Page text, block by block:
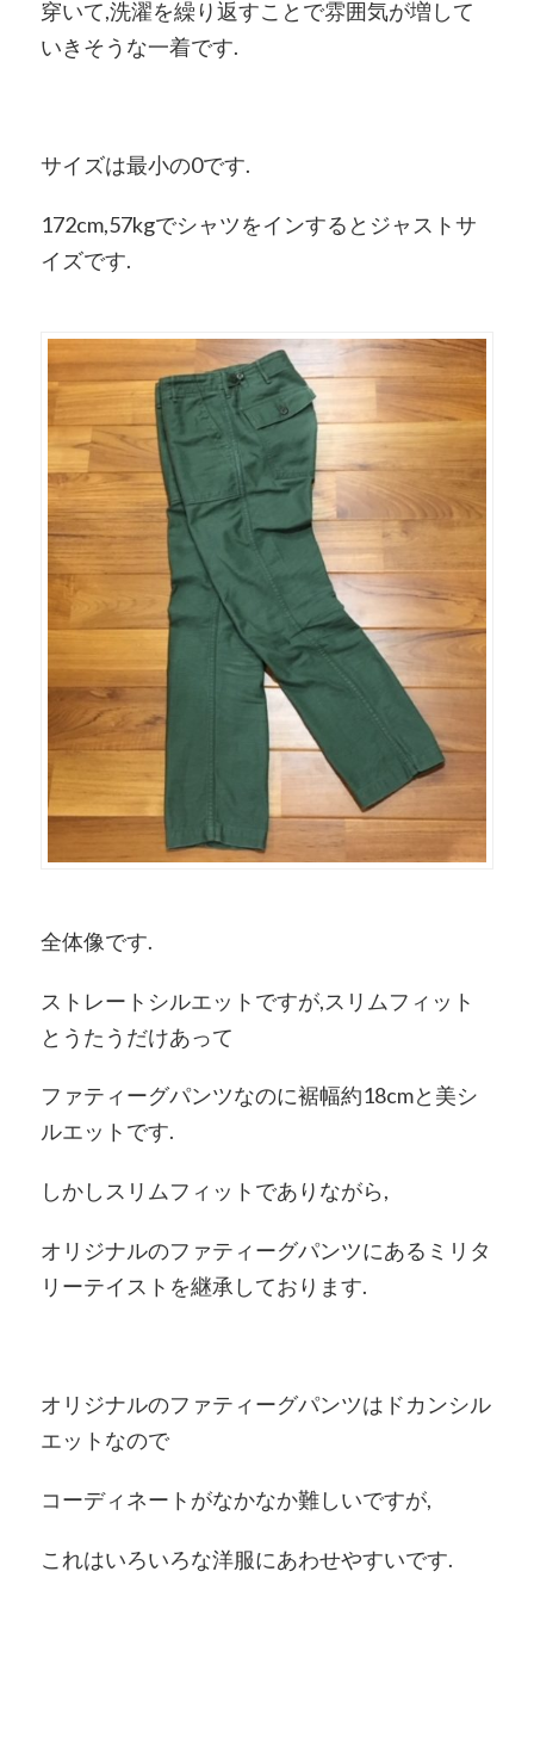
穿いて,洗濯を繰り返すことで雰囲気が増して
いきそうな一着です.
サイズは最小の0です.
172cm,57kgでシャツをインするとジャストサ
イズです.
全体像です.
ストレートシルエットですが,スリムフィット
とうたうだけあって
ファティーグパンツなのに裾幅約18cmと美シ
ルエットです.
しかしスリムフィットでありながら,
オリジナルのファティーグパンツにあるミリタ
リーテイストを継承しております.
オリジナルのファティーグパンツはドカンシル
エットなので
コーディネートがなかなか難しいですが,
これはいろいろな洋服にあわせやすいです.